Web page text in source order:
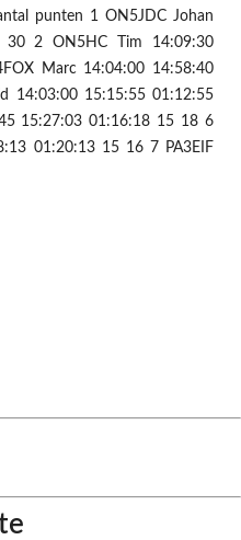
punten 1 ON5JDC Johan
30 2 ON5HC Tim 14:09:30
Marc 14:04:00 14:58:40
14:03:00 15:15:55 01:12:55
15:27:03 01:16:18 15 18 6
01:20:13 15 16 7 PA3EIF